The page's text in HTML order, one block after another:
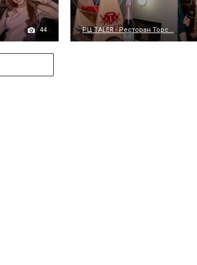
44 РЦ TALER - Ресторан Торс...